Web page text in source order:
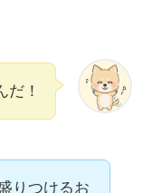
だ！
りつけるお